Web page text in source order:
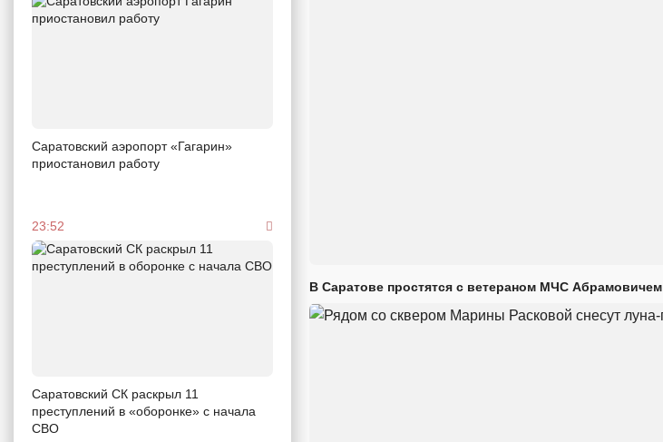
Саратовский аэропорт «Гагарин»
приостановил работу
23:52
Саратовский СК раскрыл 11
преступлений в «оборонке» с начала
СВО
В Саратове простятся с ветераном МЧС Абрамовичем